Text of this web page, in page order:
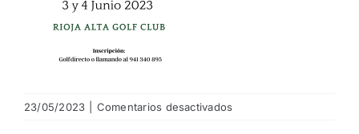
23/05/2023 Comentarios desactivados